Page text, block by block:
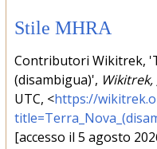
Stile MHRA
Contributori Wikitrek,
(disambigua)', Wikitrek,
UTC, <https://
[accesso il 5 agosto